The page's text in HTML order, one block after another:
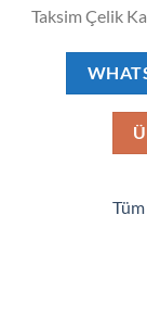
Taksim Çelik